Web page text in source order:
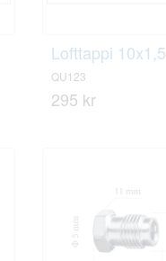
Lofttappi 10x1,5
QU123
295 kr